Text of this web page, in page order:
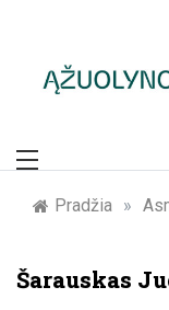
Pradžia »
Šarauskas